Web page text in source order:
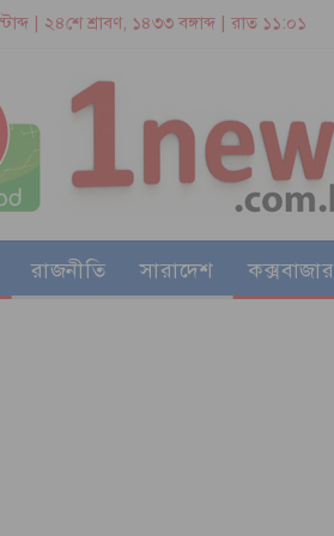
| ২৪শে শ্রাবণ, ১৪৩৩ বঙ্গাব্দ | রাত ১১:০১
রাজনীতি সারাদেশ কক্সবাজার